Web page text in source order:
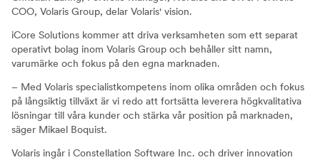
COO, Volaris Group, delar Volaris' vision.
iCore Solutions kommer att driva verksamheten som ett separat
operativt bolag inom Volaris Group och behåller sitt namn,
varumärke och fokus på den egna marknaden.
– Med Volaris specialistkompetens inom olika områden och fokus
på långsiktig tillväxt är vi redo att fortsätta leverera högkvalitativa
lösningar till våra kunder och stärka vår position på marknaden,
säger Mikael Boquist.
Volaris ingår i Constellation Software Inc. och driver innovation